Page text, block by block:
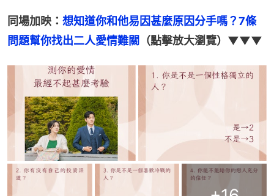
同場加映： 想知道你和他易因甚麼原因分手嗎？7條
問題幫你找出二人愛情難關 （點擊放大瀏覽）▼▼▼